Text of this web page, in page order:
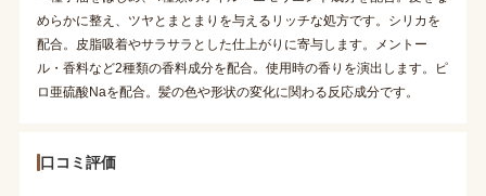
めらかに整え、ツヤとまとまりを与えるリッチな処方です。シリカを
配合。皮脂吸着やサラサラとした仕上がりに寄与します。メントー
ル・香料など2種類の香料成分を配合。使用時の香りを演出します。ピ
ロ亜硫酸Naを配合。髪の色や形状の変化に関わる反応成分です。
口コミ評価